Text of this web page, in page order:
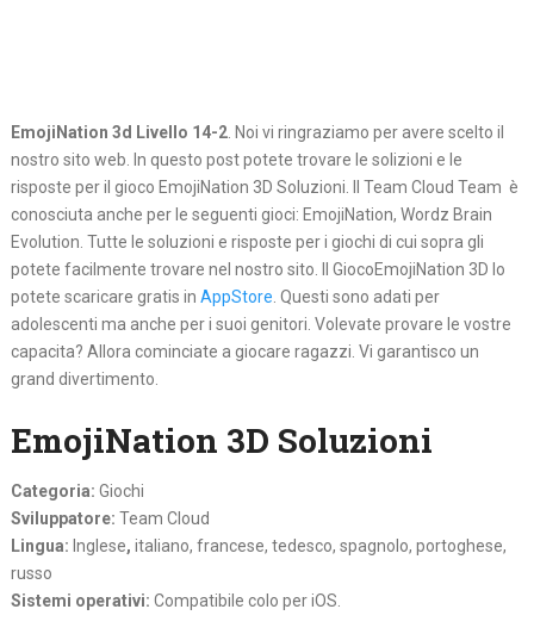
EmojiNation 3d Livello 14-2. Noi vi ringraziamo per avere scelto il
nostro sito web. In questo post potete trovare le solizioni e le
risposte per il gioco EmojiNation 3D Soluzioni. Il Team Cloud Team è
conosciuta anche per le seguenti gioci: EmojiNation, Wordz Brain
Evolution. Tutte le soluzioni e risposte per i giochi di cui sopra gli
potete facilmente trovare nel nostro sito. Il GiocoEmojiNation 3D lo
potete scaricare gratis in AppStore. Questi sono adati per
adolescenti ma anche per i suoi genitori. Volevate provare le vostre
capacita? Allora cominciate a giocare ragazzi. Vi garantisco un
grand divertimento.
EmojiNation 3D Soluzioni
Categoria: Giochi
Sviluppatore: Team Cloud
Lingua: Inglese, italiano, francese, tedesco, spagnolo, portoghese,
russo
Sistemi operativi: Compatibile colo per iOS.